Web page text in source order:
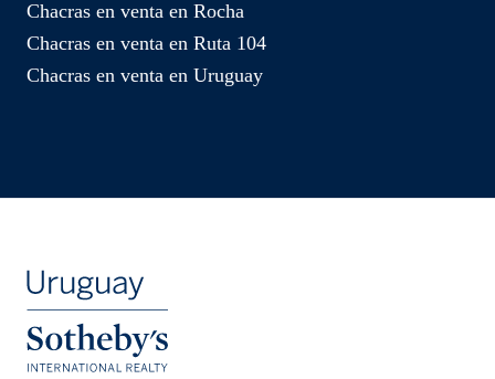
Chacras en venta en Rocha
Chacras en venta en Ruta 104
Chacras en venta en Uruguay